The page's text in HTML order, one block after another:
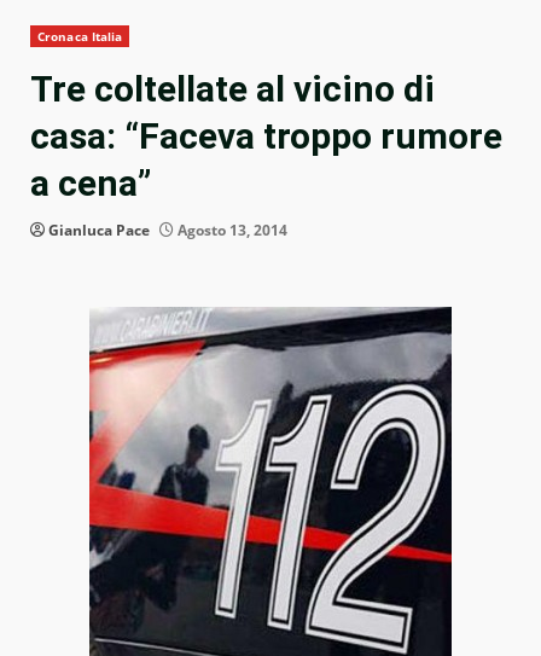
Cronaca Italia
Tre coltellate al vicino di
casa: “Faceva troppo rumore
a cena”
Gianluca Pace Agosto 13, 2014